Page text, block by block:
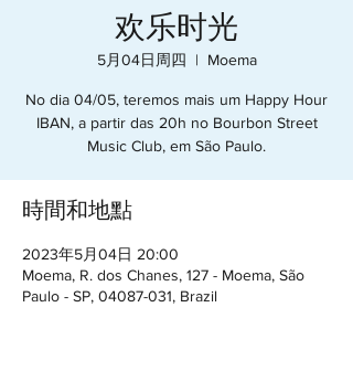
欢乐时光
5月04日周四
  |
Moema
No dia 04/05, teremos mais um Happy Hour
IBAN, a partir das 20h no Bourbon Street
Music Club, em São Paulo.
時間和地點
2023年5月04日 20:00
Moema, R. dos Chanes, 127 - Moema, São
Paulo - SP, 04087-031, Brazil